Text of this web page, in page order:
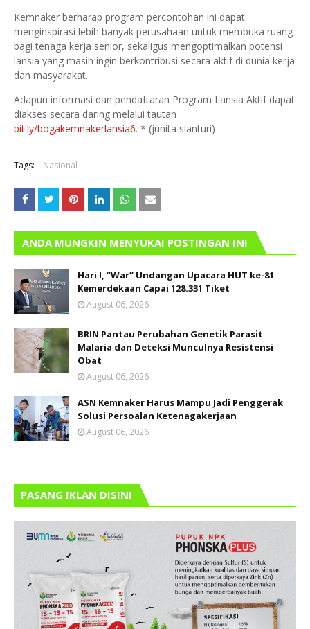
Kemnaker berharap program percontohan ini dapat
menginspirasi lebih banyak perusahaan untuk membuka ruang
bagi tenaga kerja senior, sekaligus mengoptimalkan potensi
lansia yang masih ingin berkontribusi secara aktif di dunia kerja
dan masyarakat.
Adapun informasi dan pendaftaran Program Lansia Aktif dapat
diakses secara daring melalui tautan
bit.ly/bogakemnakerlansia6. * (junita sianturi)
Tags: Nasional
ANDA MUNGKIN MENYUKAI POSTINGAN INI
Hari I, “War” Undangan Upacara HUT ke-81
Kemerdekaan Capai 128.331 Tiket
August 06, 2026
BRIN Pantau Perubahan Genetik Parasit
Malaria dan Deteksi Munculnya Resistensi
Obat
August 06, 2026
ASN Kemnaker Harus Mampu Jadi Penggerak
Solusi Persoalan Ketenagakerjaan
August 06, 2026
PASANG IKLAN DISINI